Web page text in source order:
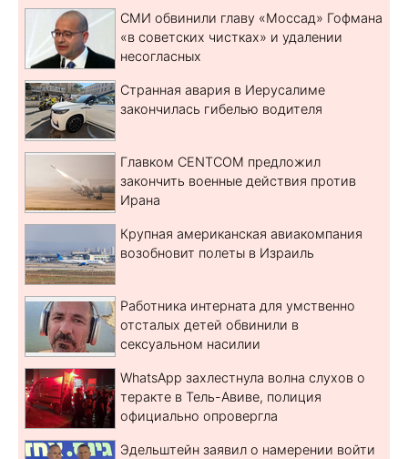
СМИ обвинили главу «Моссад» Гофмана
«в советских чистках» и удалении
несогласных
Странная авария в Иерусалиме
закончилась гибелью водителя
Главком CENTCOM предложил
закончить военные действия против
Ирана
Крупная американская авиакомпания
возобновит полеты в Израиль
Работника интерната для умственно
отсталых детей обвинили в
сексуальном насилии
WhatsApp захлестнула волна слухов о
теракте в Тель-Авиве, полиция
официально опровергла
Эдельштейн заявил о намерении войти